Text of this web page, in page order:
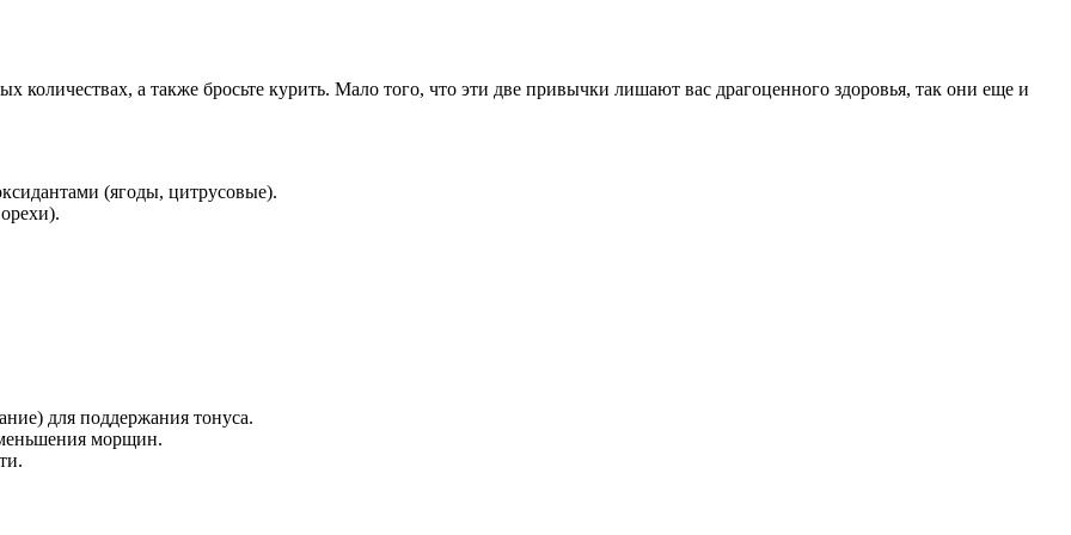
количествах, а также бросьте курить. Мало того, что эти две привычки лишают вас драгоценного здоровья, так они еще и
(ягоды, цитрусовые).
для поддержания тонуса.
морщин.